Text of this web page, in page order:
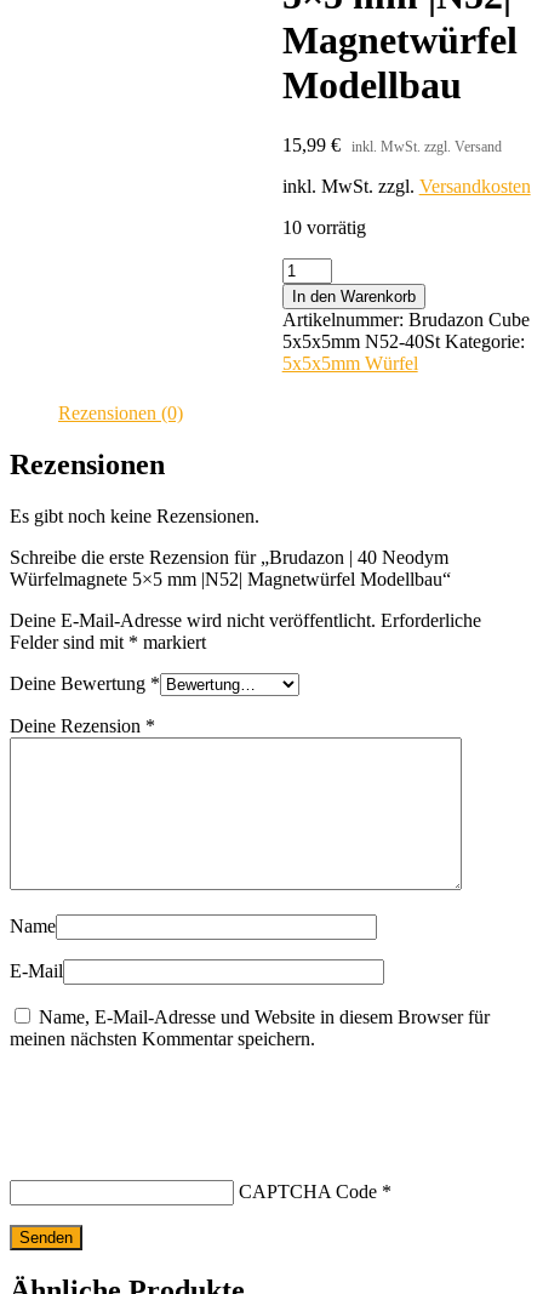
Magnetwürfel
Modellbau
15,99 € inkl. MwSt. zzgl. Versand
inkl. MwSt. zzgl. Versandkosten
10 vorrätig
Brudazon
|
40
Neodym
Würfelmagnete
5x5
In den Warenkorb
Artikelnummer: Brudazon Cube
5x5x5mm N52-40St Kategorie:
5x5x5mm Würfel
Rezensionen (0)
Rezensionen
Es gibt noch keine Rezensionen.
Schreibe die erste Rezension für „Brudazon | 40 Neodym
Würfelmagnete 5×5 mm |N52| Magnetwürfel Modellbau“
Deine E-Mail-Adresse wird nicht veröffentlicht. Erforderliche
Felder sind mit * markiert
Deine Bewertung *
Deine Rezension *
Name
E-Mail
Name, E-Mail-Adresse und Website in diesem Browser für
meinen nächsten Kommentar speichern.
CAPTCHA Code *